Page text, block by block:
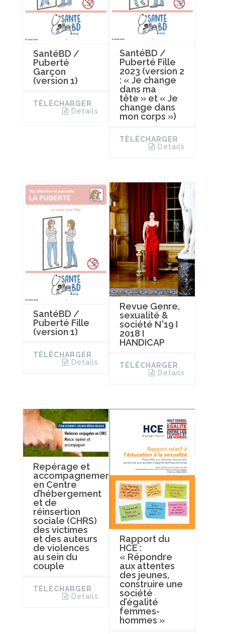
SantéBD /
Puberté
Garçon
(version 1)
TÉLÉCHARGER
Details
SantéBD /
Puberté Fille
2023 (version 2
: « Je change
dans ma
tête » et « Je
change dans
mon corps »)
TÉLÉCHARGER
Details
SantéBD /
Puberté Fille
(version 1)
TÉLÉCHARGER
Details
Revue Genre,
sexualité &
société N°19 I
2018 I
HANDICAP
TÉLÉCHARGER
Details
Repérage et
accompagnement
en Centre
d’hébergement
et de
réinsertion
sociale (CHRS)
des victimes
et des auteurs
de violences
au sein du
couple
TÉLÉCHARGER
Details
Rapport du
HCE :
« Répondre
aux attentes
des jeunes,
construire une
société
d’égalité
femmes-
hommes »